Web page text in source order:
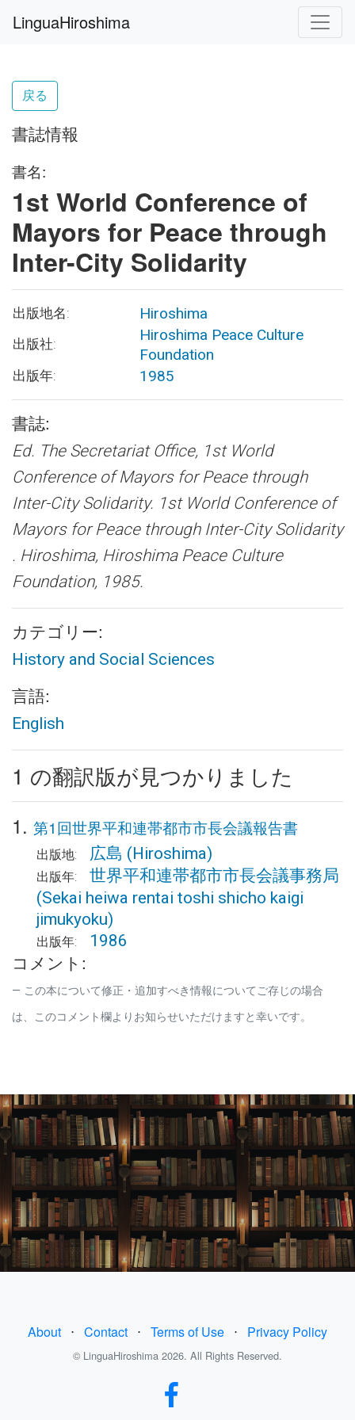
LinguaHiroshima
戻る
書誌情報
書名:
1st World Conference of
Mayors for Peace through
Inter-City Solidarity
出版地名: Hiroshima
出版社:
Hiroshima Peace Culture
Foundation
出版年: 1985
書誌:
Ed. The Secretariat Office, 1st World
Conference of Mayors for Peace through
Inter-City Solidarity. 1st World Conference of
Mayors for Peace through Inter-City Solidarity
. Hiroshima, Hiroshima Peace Culture
Foundation, 1985.
カテゴリー:
History and Social Sciences
言語:
English
1 の翻訳版が見つかりました
1. 第1回世界平和連帯都市市長会議報告書
出版地: 広島 (Hiroshima)
出版年:
世界平和連帯都市市長会議事務局
(Sekai heiwa rentai toshi shicho kaigi
jimukyoku)
出版年: 1986
コメント:
この本について修正・追加すべき情報についてご存じの場合
は、このコメント欄よりお知らせいただけますと幸いです。
About ⋅ Contact ⋅ Terms of Use ⋅ Privacy Policy
© LinguaHiroshima 2026. All Rights Reserved.